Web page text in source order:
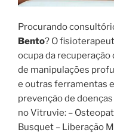
Procurando
Bento? O
ocupa da
de manipulações
e outras ferramentas
prevenção de
no Vitruvie: –
Busquet – Liberação